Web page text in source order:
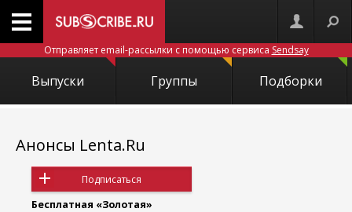
Отправляет email-рассылки с помощью сервиса Sendsay
Выпуски Группы Подборки
Анонсы Lenta.Ru
Подписаться
Бесплатная «Золотая»